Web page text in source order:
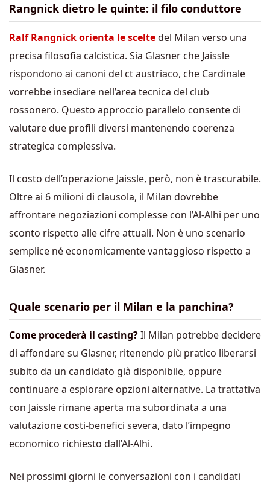
Rangnick dietro le quinte: il filo conduttore
Ralf Rangnick orienta le sceltedel Milan verso una
precisa filosofia calcistica. Sia Glasner che Jaissle
rispondono ai canoni del ct austriaco, che Cardinale
vorrebbe insediare nell’area tecnica del club
rossonero. Questo approccio parallelo consente di
valutare due profili diversi mantenendo coerenza
strategica complessiva.
Il costo dell’operazione Jaissle, però, non è trascurabile.
Oltre ai 6 milioni di clausola, il Milan dovrebbe
affrontare negoziazioni complesse con l’Al-Alhi per uno
sconto rispetto alle cifre attuali. Non è uno scenario
semplice né economicamente vantaggioso rispetto a
Glasner.
Quale scenario per il Milan e la panchina?
Come procederà il casting?Il Milan potrebbe decidere
di affondare su Glasner, ritenendo più pratico liberarsi
subito da un candidato già disponibile, oppure
continuare a esplorare opzioni alternative. La trattativa
con Jaissle rimane aperta ma subordinata a una
valutazione costi-benefici severa, dato l’impegno
economico richiesto dall’Al-Alhi.
Nei prossimi giorni le conversazioni con i candidati